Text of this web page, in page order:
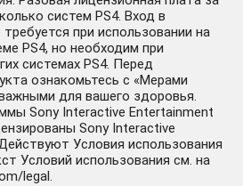
систем PS4. Вход в
при использовании на
PS4, но необходим при
системах PS4. Перед
ознакомьтесь с «Мерами
для вашего здоровья.
Sony Interactive Entertainment
Sony Interactive
Условия использования
Условий использования см. на
legal.